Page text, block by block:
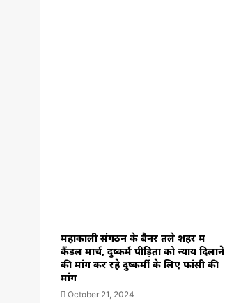
महाकाली संगठन के बैनर तले शहर में
कैंडल मार्च, दुष्कर्म पीड़िता को न्याय दिलाने
की मांग कर रहे दुष्कर्मी के लिए फांसी की
मांग
October 21, 2024